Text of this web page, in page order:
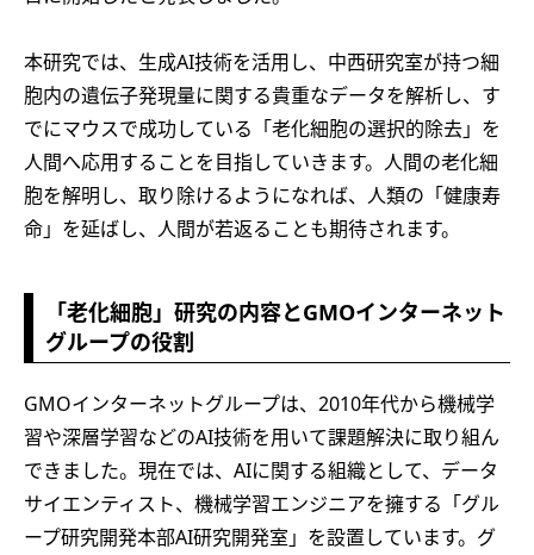
本研究では、生成AI技術を活用し、中西研究室が持つ細
胞内の遺伝子発現量に関する貴重なデータを解析し、す
でにマウスで成功している「老化細胞の選択的除去」を
人間へ応用することを目指していきます。人間の老化細
胞を解明し、取り除けるようになれば、人類の「健康寿
命」を延ばし、人間が若返ることも期待されます。
「老化細胞」研究の内容とGMOインターネット
グループの役割
GMOインターネットグループは、2010年代から機械学
習や深層学習などのAI技術を用いて課題解決に取り組ん
できました。現在では、AIに関する組織として、データ
サイエンティスト、機械学習エンジニアを擁する「グル
ープ研究開発本部AI研究開発室」を設置しています。グ